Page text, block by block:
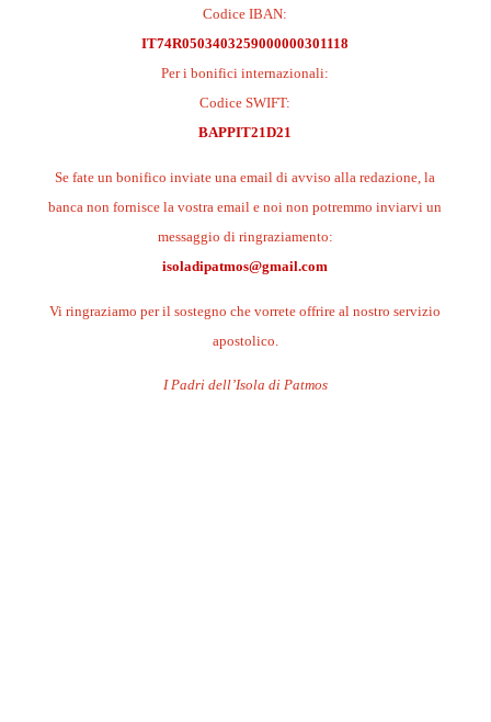
Codice IBAN:
IT74R0503403259000000301118
Per i bonifici internazionali:
Codice SWIFT:
BAPPIT21D21
Se fate un bonifico inviate una email di avviso alla redazione, la
banca non fornisce la vostra email e noi non potremmo inviarvi un
messaggio di ringraziamento:
isoladipatmos@gmail.com
Vi ringraziamo per il sostegno che vorrete offrire al nostro servizio
apostolico.
I Padri dell’Isola di Patmos